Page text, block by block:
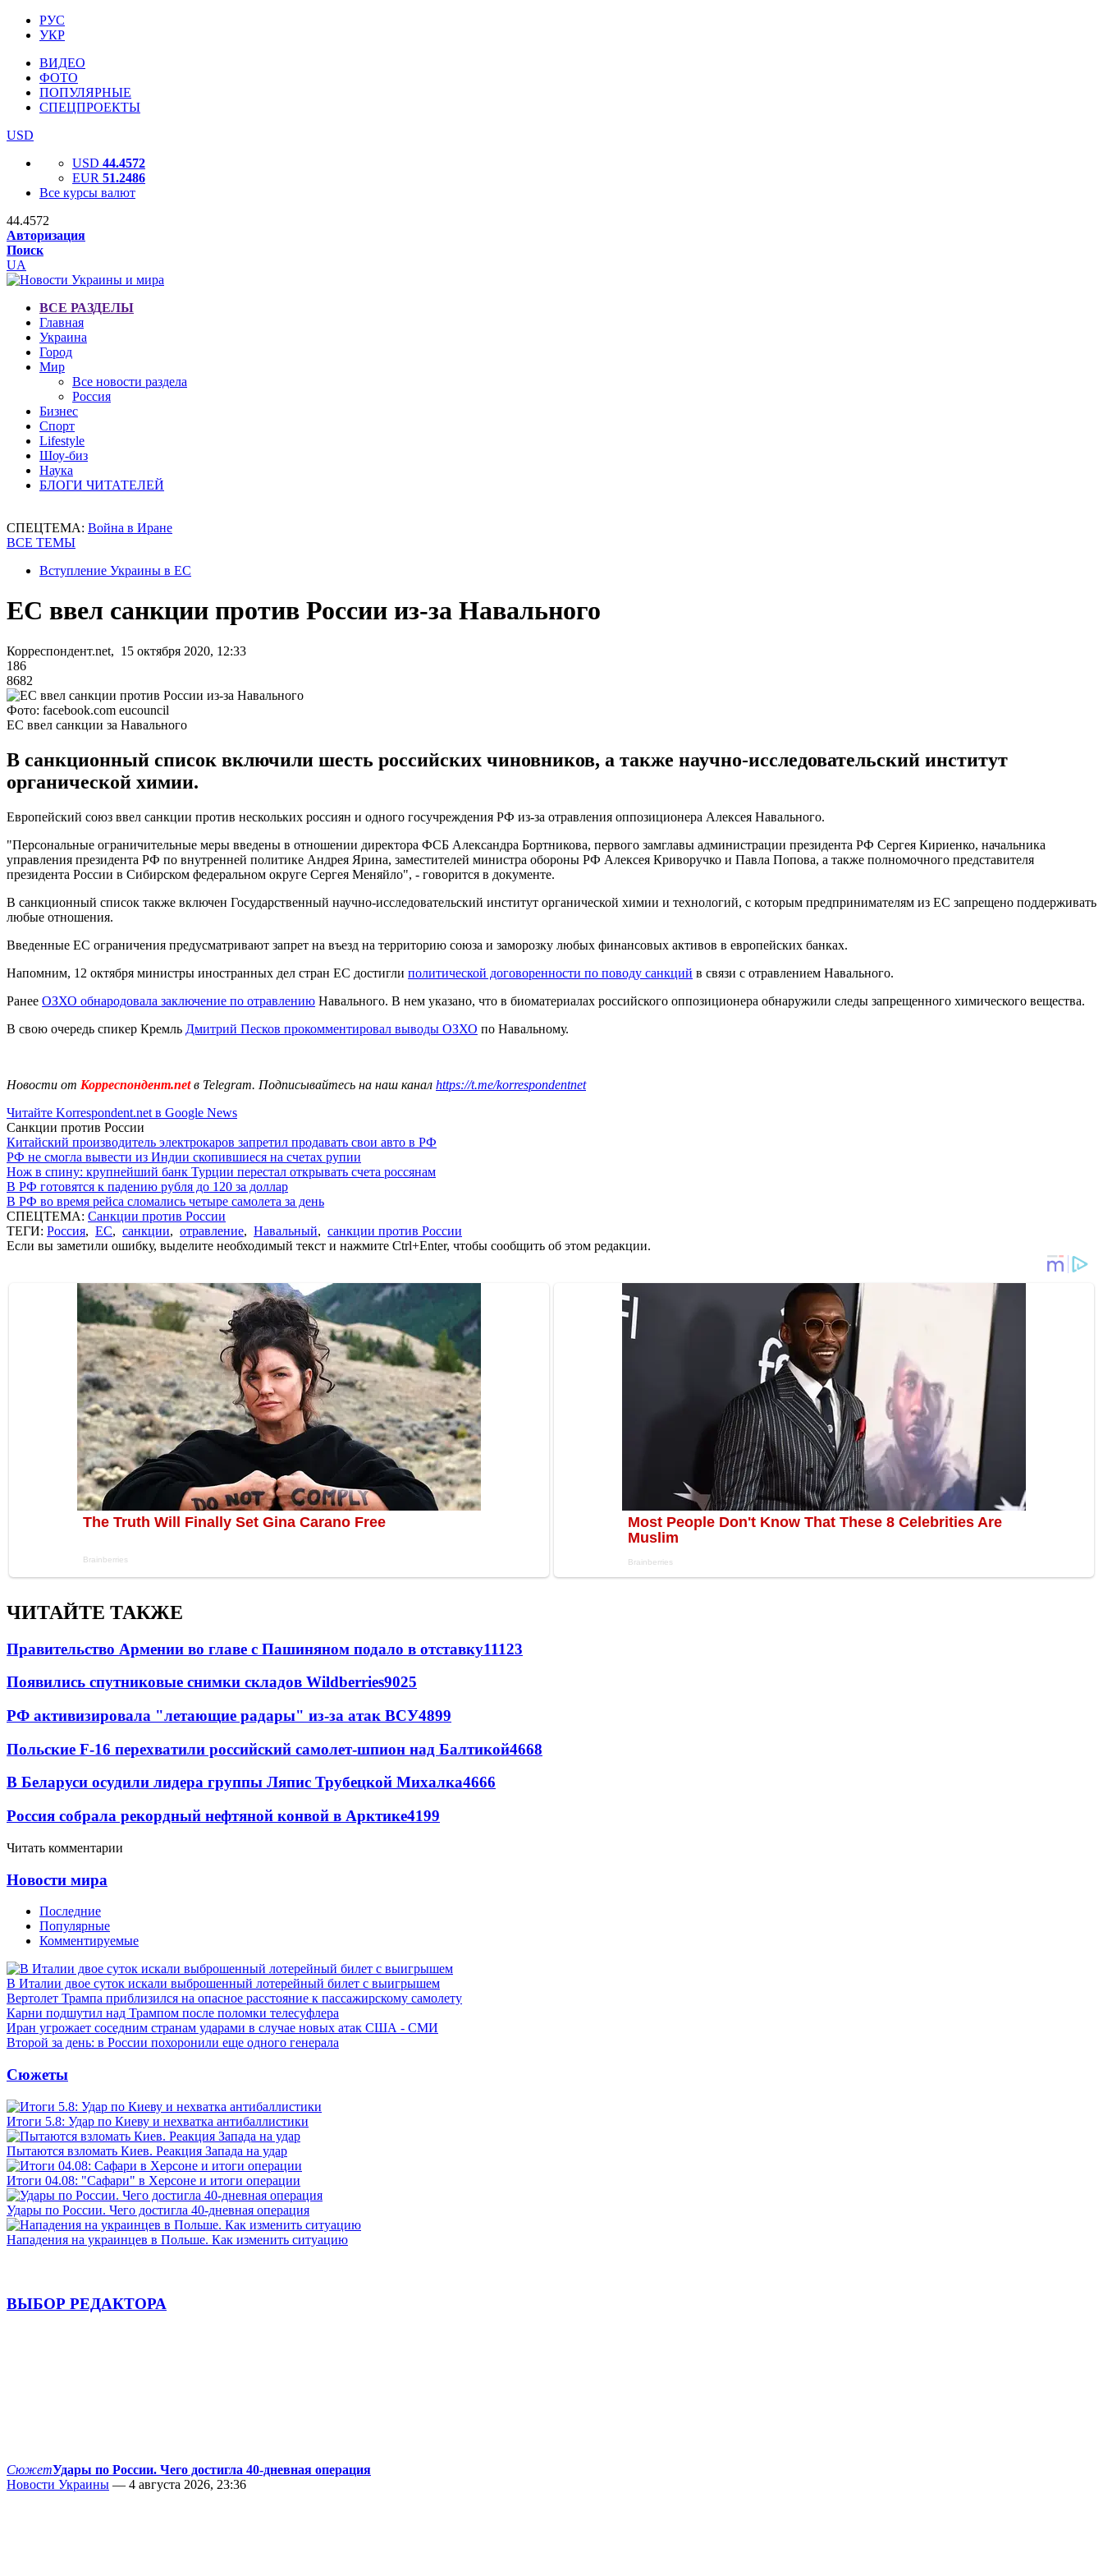
РУС
УКР
ВИДЕО
ФОТО
ПОПУЛЯРНЫЕ
СПЕЦПРОЕКТЫ
USD
USD 44.4572
EUR 51.2486
Все курсы валют
44.4572
Авторизация
Поиск
UA
ВСЕ РАЗДЕЛЫ
Главная
Украина
Город
Мир
Все новости раздела
Россия
Бизнес
Спорт
Lifestyle
Шоу-биз
Наука
БЛОГИ ЧИТАТЕЛЕЙ
СПЕЦТЕМА: Война в Иране
ВСЕ ТЕМЫ
Вступление Украины в ЕС
ЕС ввел санкции против России из-за Навального
Корреспондент.net, 15 октября 2020, 12:33
186
8682
Фото: facebook.com eucouncil
ЕС ввел санкции за Навального
В санкционный список включили шесть российских чиновников, а также научно-исследовательский институт
органической химии.
Европейский союз ввел санкции против нескольких россиян и одного госучреждения РФ из-за отравления оппозиционера Алексея Навального.
"Персональные ограничительные меры введены в отношении директора ФСБ Александра Бортникова, первого замглавы администрации президента РФ Сергея Кириенко, начальника
управления президента РФ по внутренней политике Андрея Ярина, заместителей министра обороны РФ Алексея Криворучко и Павла Попова, а также полномочного представителя
президента России в Сибирском федеральном округе Сергея Меняйло", - говорится в документе.
В санкционный список также включен Государственный научно-исследовательский институт органической химии и технологий, с которым предпринимателям из ЕС запрещено поддерживать
любые отношения.
Введенные ЕС ограничения предусматривают запрет на въезд на территорию союза и заморозку любых финансовых активов в европейских банках.
Напомним, 12 октября министры иностранных дел стран ЕС достигли политической договоренности по поводу санкций в связи с отравлением Навального.
Ранее ОЗХО обнародовала заключение по отравлению Навального. В нем указано, что в биоматериалах российского оппозиционера обнаружили следы запрещенного химического вещества.
В свою очередь спикер Кремль Дмитрий Песков прокомментировал выводы ОЗХО по Навальному.
Новости от Корреспондент.netв Telegram. Подписывайтесь на наш канал https://t.me/korrespondentnet
Читайте Korrespondent.net в Google News
Санкции против России
Китайский производитель электрокаров запретил продавать свои авто в РФ
РФ не смогла вывести из Индии скопившиеся на счетах рупии
Нож в спину: крупнейший банк Турции перестал открывать счета россянам
В РФ готовятся к падению рубля до 120 за доллар
В РФ во время рейса сломались четыре самолета за день
СПЕЦТЕМА: Санкции против России
ТЕГИ: Россия, ЕС, санкции, отравление, Навальный, санкции против России
Если вы заметили ошибку, выделите необходимый текст и нажмите Ctrl+Enter, чтобы сообщить об этом редакции.
ЧИТАЙТЕ ТАКЖЕ
Правительство Армении во главе с Пашиняном подало в отставку11123
Появились спутниковые снимки складов Wildberries9025
РФ активизировала "летающие радары" из-за атак ВСУ4899
Польские F-16 перехватили российский самолет-шпион над Балтикой4668
В Беларуси осудили лидера группы Ляпис Трубецкой Михалка4666
Россия собрала рекордный нефтяной конвой в Арктике4199
Читать комментарии
Новости мира
Последние
Популярные
Комментируемые
В Италии двое суток искали выброшенный лотерейный билет с выигрышем
Вертолет Трампа приблизился на опасное расстояние к пассажирскому самолету
Карни подшутил над Трампом после поломки телесуфлера
Иран угрожает соседним странам ударами в случае новых атак США - СМИ
Второй за день: в России похоронили еще одного генерала
Сюжеты
Итоги 5.8: Удар по Киеву и нехватка антибаллистики
Пытаются взломать Киев. Реакция Запада на удар
Итоги 04.08: "Сафари" в Херсоне и итоги операции
Удары по России. Чего достигла 40-дневная операция
Нападения на украинцев в Польше. Как изменить ситуацию
ВЫБОР РЕДАКТОРА
СюжетУдары по России. Чего достигла 40-дневная операция
Новости Украины — 4 августа 2026, 23:36